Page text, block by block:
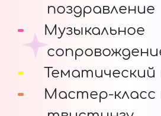
поздравление
Музыкальное
Тематический
Мастер-класс